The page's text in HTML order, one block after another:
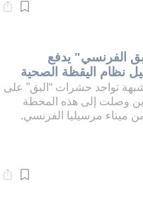
الفرنسي" يدفع
نظام اليقظة الصحية
تواجد حشرات “البق” على
وصلت إلى هذه المحطة
من ميناء مرسيليا الفرنسي.